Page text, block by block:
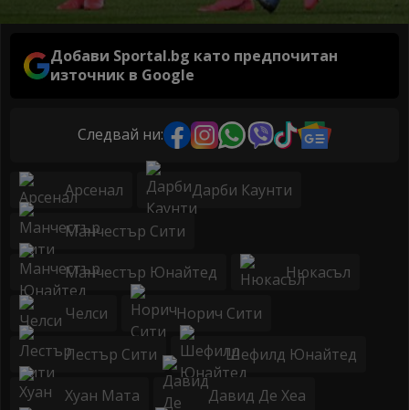
Добави Sportal.bg като предпочитан
източник в Google
Следвай ни:
Арсенал Дарби Каунти
Манчестър Сити
Манчестър Юнайтед Нюкасъл
Челси Норич Сити
Лестър Сити Шефилд Юнайтед
Хуан Мата Давид Де Хеа